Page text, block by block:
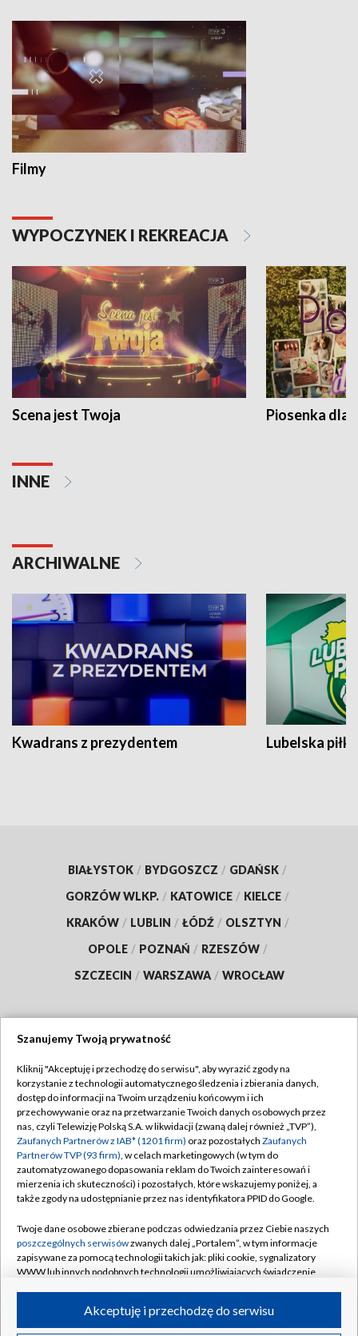
Filmy
WYPOCZYNEK I REKREACJA
Scena jest Twoja Piosenka dla
INNE
ARCHIWALNE
Kwadrans z prezydentem Lubelska piłka
BIAŁYSTOK / BYDGOSZCZ / GDAŃSK /
GORZÓW WLKP. / KATOWICE / KIELCE /
KRAKÓW / LUBLIN / ŁÓDŹ / OLSZTYN /
OPOLE / POZNAŃ / RZESZÓW /
SZCZECIN / WARSZAWA / WROCŁAW
TVP
Abonament TVP
Emisja w TVP
Centrum informacji TVP
Naziemna Telewizja Cyfrowa
Rada Programowa
System NOS
Informacje o nadawcy
Program dla prasy
Regulamin TVP
Polityka prywatności
Moje zgody
Pomoc
Kontakt
Kanały
Szanujemy Twoją prywatność
Kliknij "Akceptuję i przechodzę do serwisu", aby wyrazić zgody na
korzystanie z technologii automatycznego śledzenia i zbierania danych,
dostęp do informacji na Twoim urządzeniu końcowym i ich
przechowywanie oraz na przetwarzanie Twoich danych osobowych przez
nas, czyli Telewizję Polską S.A. w likwidacji (zwaną dalej również „TVP”),
Zaufanych Partnerów z IAB* (1201 firm) oraz pozostałych Zaufanych
Partnerów TVP (93 firm), w celach marketingowych (w tym do
zautomatyzowanego dopasowania reklam do Twoich zainteresowań i
mierzenia ich skuteczności) i pozostałych, które wskazujemy poniżej, a
także zgody na udostępnianie przez nas identyfikatora PPID do Google.
Twoje dane osobowe zbierane podczas odwiedzania przez Ciebie naszych
poszczególnych serwisówzwanych dalej „Portalem”, w tym informacje
zapisywane za pomocą technologii takich jak: pliki cookie, sygnalizatory
WWW lub innych podobnych technologii umożliwiających świadczenie
ruchu w Internecie.Akceptuję i przechodzę do serwisu